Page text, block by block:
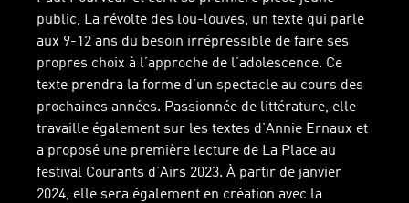
public, La révolte des lou-louves, un texte qui parle
aux 9-12 ans du besoin irrépressible de faire ses
propres choix à l’approche de l’adolescence. Ce
texte prendra la forme d’un spectacle au cours des
prochaines années. Passionnée de littérature, elle
travaille également sur les textes d’Annie Ernaux et
a proposé une première lecture de La Place au
festival Courants d’Airs 2023. À partir de janvier
2024, elle sera également en création avec la